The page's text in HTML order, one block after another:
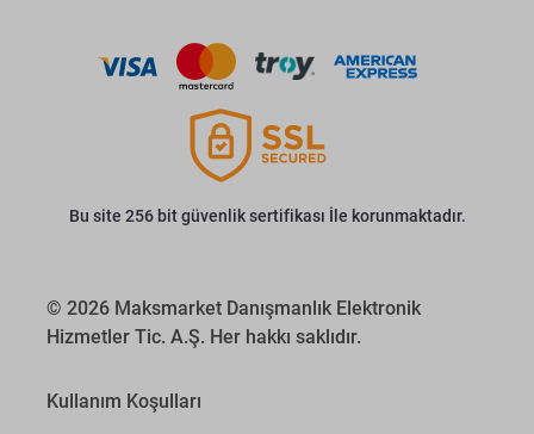
Bu site 256 bit güvenlik sertifikası İle korunmaktadır.
© 2026 Maksmarket Danışmanlık Elektronik
Hizmetler Tic. A.Ş. Her hakkı saklıdır.
Kullanım Koşulları